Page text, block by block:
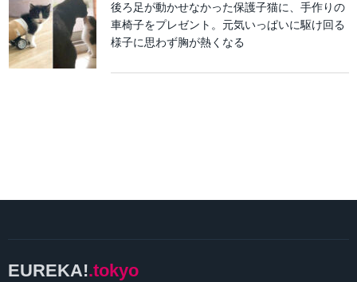
後ろ足が動かせなかった保護子猫に、手作りの
車椅子をプレゼント。元気いっぱいに駆け回る
様子に思わず胸が熱くなる
EUREKA!.tokyo